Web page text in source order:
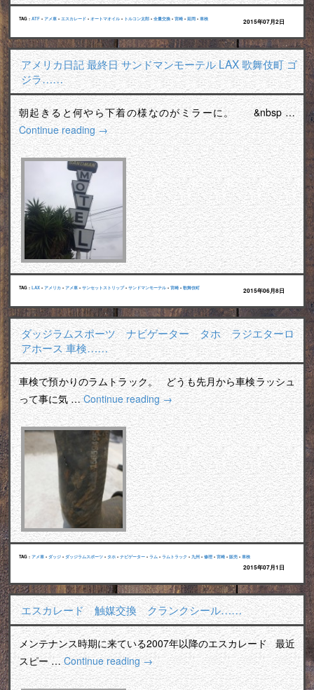
TAG : ATF • アメ車 • エスカレード • オートマオイル • トルコン太郎 • 全量交換 • 宮崎 • 延岡 • 車検 2015年07月2日
アメリカ日記 最終日 サンドマンモーテル LAX 歌舞伎町 ゴ
ジラ……
朝起きると何やら下着の様なのがミラーに。 &nbsp …
Continue reading→
TAG : LAX • アメリカ • アメ車 • サンセットストリップ• サンドマンモーテル • 宮崎 • 歌舞伎町 2015年06月8日
ダッジラムスポーツ ナビゲーター タホ ラジエターロ
アホース 車検……
車検で預かりのラムトラック。 どうも先月から車検ラッシュ
って事に気 …Continue reading→
TAG : アメ車 • ダッジ • ダッジラムスポーツ • タホ • ナビゲーター • ラム • ラムトラック • 九州 • 修理 • 宮崎 • 販売 • 車検
2015年07月1日
エスカレード 触媒交換 クランクシール……
メンテナンス時期に来ている2007年以降のエスカレード 最近
スピー …Continue reading→